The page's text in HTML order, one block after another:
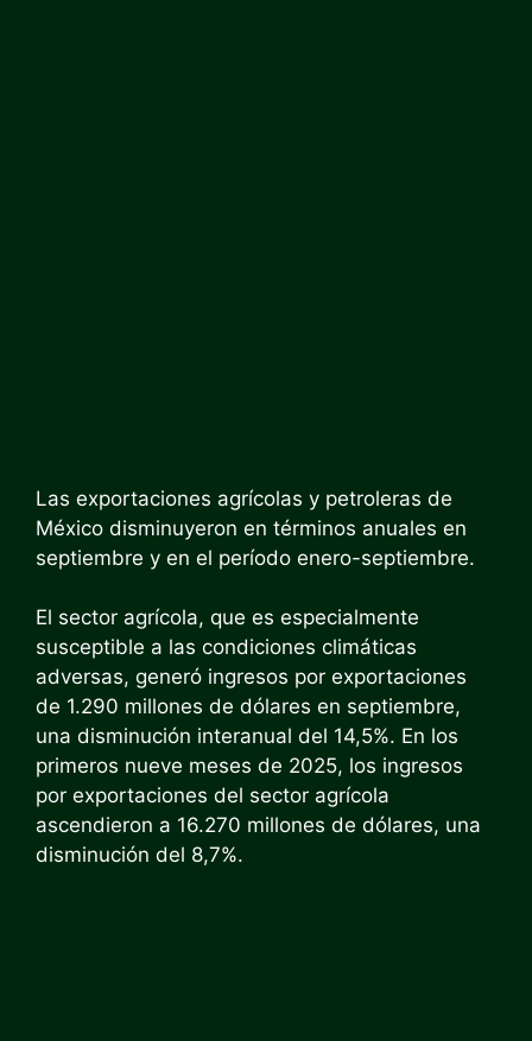
Las exportaciones agrícolas y petroleras de
México disminuyeron en términos anuales en
septiembre y en el período enero-septiembre.
El sector agrícola, que es especialmente
susceptible a las condiciones climáticas
adversas, generó ingresos por exportaciones
de 1.290 millones de dólares en septiembre,
una disminución interanual del 14,5%. En los
primeros nueve meses de 2025, los ingresos
por exportaciones del sector agrícola
ascendieron a 16.270 millones de dólares, una
disminución del 8,7%.